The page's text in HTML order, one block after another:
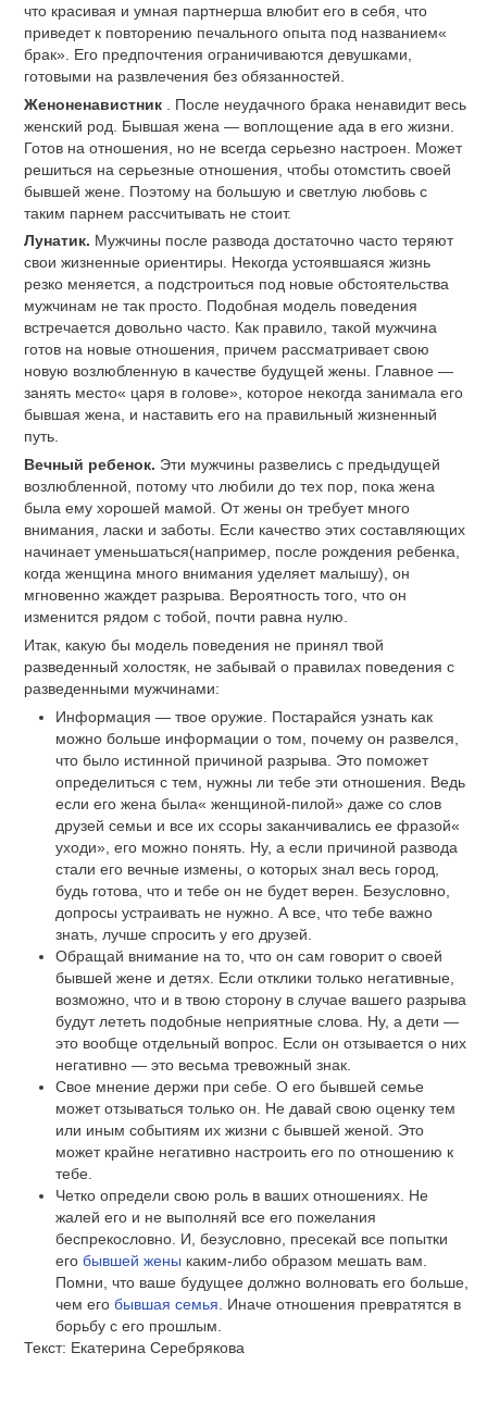
что красивая и умная партнерша влюбит его в себя, что
приведет к повторению печального опыта под названием«
брак». Его предпочтения ограничиваются девушками,
готовыми на развлечения без обязанностей.
Женоненавистник
. После неудачного брака ненавидит весь
женский род. Бывшая жена — воплощение ада в его жизни.
Готов на отношения, но не всегда серьезно настроен. Может
решиться на серьезные отношения, чтобы отомстить своей
бывшей жене. Поэтому на большую и светлую любовь с
таким парнем рассчитывать не стоит.
Лунатик. Мужчины после развода достаточно часто теряют
свои жизненные ориентиры. Некогда устоявшаяся жизнь
резко меняется, а подстроиться под новые обстоятельства
мужчинам не так просто. Подобная модель поведения
встречается довольно часто. Как правило, такой мужчина
готов на новые отношения, причем рассматривает свою
новую возлюбленную в качестве будущей жены. Главное —
занять место« царя в голове», которое некогда занимала его
бывшая жена, и наставить его на правильный жизненный
путь.
Вечный ребенок. Эти мужчины развелись с предыдущей
возлюбленной, потому что любили до тех пор, пока жена
была ему хорошей мамой. От жены он требует много
внимания, ласки и заботы. Если качество этих составляющих
начинает уменьшаться(например, после рождения ребенка,
когда женщина много внимания уделяет малышу), он
мгновенно жаждет разрыва. Вероятность того, что он
изменится рядом с тобой, почти равна нулю.
Итак, какую бы модель поведения не принял твой
разведенный холостяк, не забывай о правилах поведения с
разведенными мужчинами:
Информация — твое оружие. Постарайся узнать как
можно больше информации о том, почему он развелся,
что было истинной причиной разрыва. Это поможет
определиться с тем, нужны ли тебе эти отношения. Ведь
если его жена была« женщиной-пилой» даже со слов
друзей семьи и все их ссоры заканчивались ее фразой«
уходи», его можно понять. Ну, а если причиной развода
стали его вечные измены, о которых знал весь город,
будь готова, что и тебе он не будет верен. Безусловно,
допросы устраивать не нужно. А все, что тебе важно
знать, лучше спросить у его друзей.
Обращай внимание на то, что он сам говорит о своей
бывшей жене и детях. Если отклики только негативные,
возможно, что и в твою сторону в случае вашего разрыва
будут лететь подобные неприятные слова. Ну, а дети —
это вообще отдельный вопрос. Если он отзывается о них
негативно — это весьма тревожный знак.
Свое мнение держи при себе. О его бывшей семье
может отзываться только он. Не давай свою оценку тем
или иным событиям их жизни с бывшей женой. Это
может крайне негативно настроить его по отношению к
тебе.
Четко определи свою роль в ваших отношениях. Не
жалей его и не выполняй все его пожелания
беспрекословно. И, безусловно, пресекай все попытки
его бывшей жены каким-либо образом мешать вам.
Помни, что ваше будущее должно волновать его больше,
чем его бывшая семья . Иначе отношения превратятся в
борьбу с его прошлым.
Текст: Екатерина Серебрякова